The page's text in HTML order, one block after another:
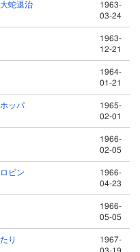
蛇退治
1963-
03-24
1963-
12-21
1964-
01-21
ッパ
1965-
02-01
1966-
02-05
ビン
1966-
04-23
1966-
05-05
り
1967-